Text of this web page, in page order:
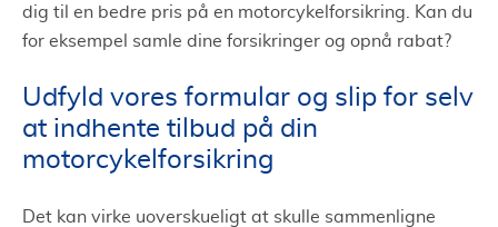
dig til en bedre pris på en motorcykelforsikring. Kan du
for eksempel samle dine forsikringer og opnå rabat?
Udfyld vores formular og slip for selv
at indhente tilbud på din
motorcykelforsikring
Det kan virke uoverskueligt at skulle sammenligne